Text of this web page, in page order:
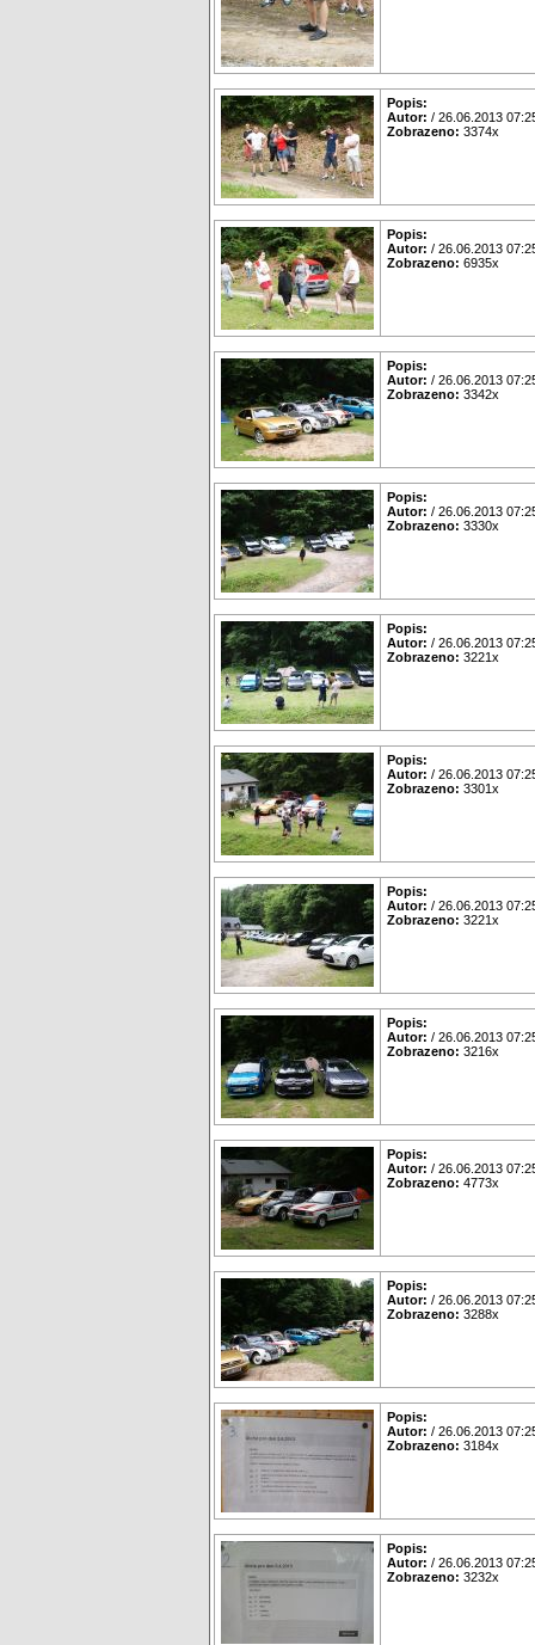
Popis:
Autor: / 26.06.2013
Zobrazeno: 3374x
Popis:
Autor: / 26.06.2013
Zobrazeno: 6935x
Popis:
Autor: / 26.06.2013
Zobrazeno: 3342x
Popis:
Autor: / 26.06.2013
Zobrazeno: 3330x
Popis:
Autor: / 26.06.2013
Zobrazeno: 3221x
Popis:
Autor: / 26.06.2013
Zobrazeno: 3301x
Popis:
Autor: / 26.06.2013
Zobrazeno: 3221x
Popis:
Autor: / 26.06.2013
Zobrazeno: 3216x
Popis:
Autor: / 26.06.2013
Zobrazeno: 4773x
Popis:
Autor: / 26.06.2013
Zobrazeno: 3288x
Popis:
Autor: / 26.06.2013
Zobrazeno: 3184x
Popis:
Autor: / 26.06.2013
Zobrazeno: 3232x